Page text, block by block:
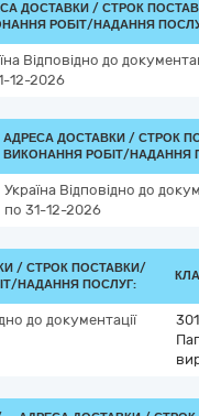
ДОСТАВКИ / СТРОК
РОБІТ/НАДАННЯ
Відповідно до
12-2026
АДРЕСА ДОСТАВКИ / СТРОК
ВИКОНАННЯ РОБІТ/НАДАННЯ
Україна Відповідно до
по 31-12-2026
/ СТРОК ПОСТАВКИ/
НАДАННЯ ПОСЛУГ:
до документації